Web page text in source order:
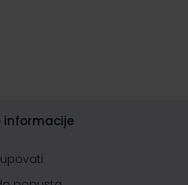
informacije